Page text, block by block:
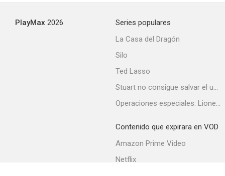
PlayMax 2026
Series populares
La Casa del Dragón
Silo
Ted Lasso
Stuart no consigue salvar el universo
Operaciones especiales: Lioness
Contenido que expirara en VOD
Amazon Prime Video
Netflix